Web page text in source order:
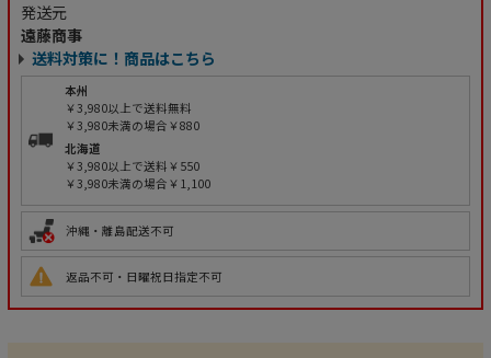
発送元
遠藤商事
送料対策に！商品はこちら
本州
￥3,980以上で送料無料
￥3,980未満の場合￥880
北海道
￥3,980以上で送料￥550
￥3,980未満の場合￥1,100
沖縄・離島配送不可
返品不可・日曜祝日指定不可